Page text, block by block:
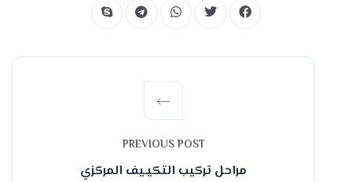
PREVIOUS POST
مراحل تركيب التكيـيف المركزي